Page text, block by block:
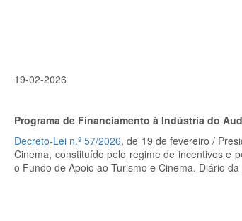
19-02-2026
Programa de Financiamento à Indústria do
Decreto-Lei n.º 57/2026, de 19 de fevereiro /
Cinema, constituído pelo regime de incentivos e
o Fundo de Apoio ao Turismo e Cinema. Diário